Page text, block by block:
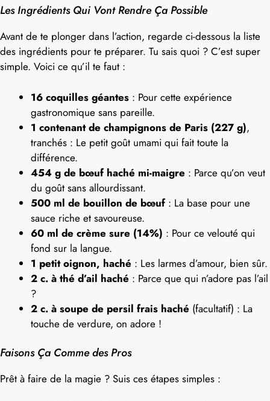
Les Ingrédients Qui Vont Rendre Ça Possible
Avant de te plonger dans l’action, regarde ci-dessous la liste
des ingrédients pour te préparer. Tu sais quoi ? C’est super
simple. Voici ce qu’il te faut :
16 coquilles géantes : Pour cette expérience
gastronomique sans pareille.
1 contenant de champignons de Paris (227 g),
tranchés : Le petit goût umami qui fait toute la
différence.
454 g de bœuf haché mi-maigre : Parce qu’on veut
du goût sans allourdissant.
500 ml de bouillon de bœuf: La base pour une
sauce riche et savoureuse.
60 ml de crème sure (14%) : Pour ce velouté qui
fond sur la langue.
1 petit oignon, haché : Les larmes d’amour, bien sûr.
2 c. à thé d’ail haché : Parce que qui n’adore pas l’ail
?
2 c. à soupe de persil frais haché (facultatif) : La
touche de verdure, on adore !
Faisons Ça Comme des Pros
Prêt à faire de la magie ? Suis ces étapes simples :